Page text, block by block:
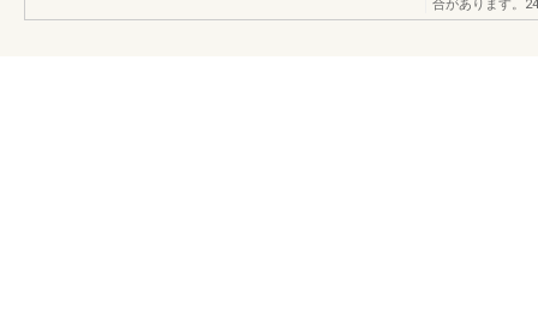
合があります。